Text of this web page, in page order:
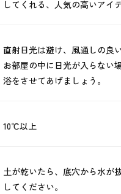
してくれる、人気の高いアイ
直射日光は避け、風通しの良
お部屋の中に日光が入らない
浴をさせてあげましょう。
10℃以上
土が乾いたら、底穴から水が
してください。